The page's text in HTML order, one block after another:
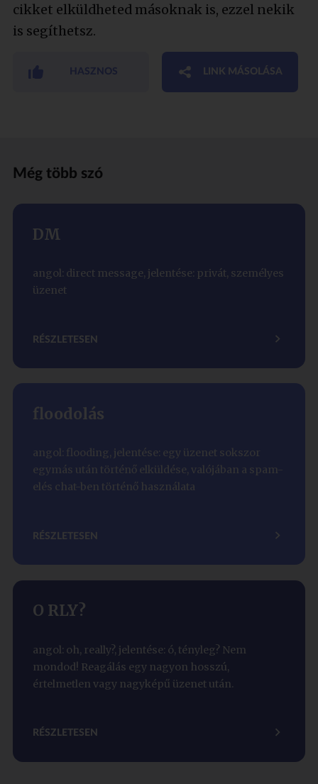
cikket elküldheted másoknak is, ezzel nekik
is segíthetsz.
HASZNOS LINK MÁSOLÁSA
Még több szó
DM
angol: direct message, jelentése: privát, személyes
üzenet
RÉSZLETESEN
floodolás
angol: flooding, jelentése: egy üzenet sokszor
egymás után történő elküldése, valójában a spam-
elés chat-ben történő használata
RÉSZLETESEN
O RLY?
angol: oh, really?, jelentése: ó, tényleg? Nem
mondod! Reagálás egy nagyon hosszú,
értelmetlen vagy nagyképű üzenet után.
RÉSZLETESEN